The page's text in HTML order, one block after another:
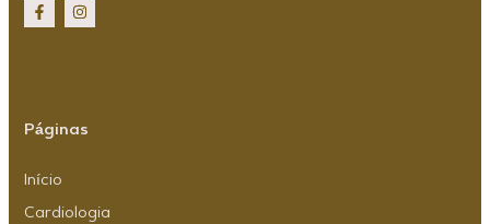
Páginas
Início
Cardiologia